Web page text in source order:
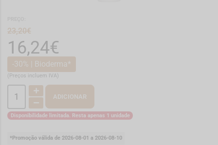
23,20€
16,24€
-30% | Bioderma*
(Preços incluem IVA)
ADICIONAR
Disponibilidade limitada. Resta apenas 1 unidade
*Promoção válida de 2026-08-01 a 2026-08-10